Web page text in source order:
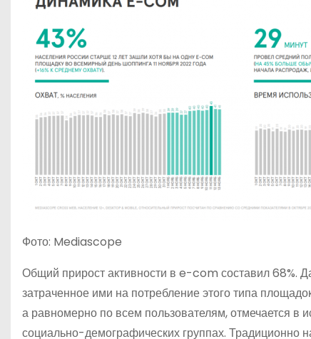
Фото: Mediascope
Общий прирост активности в e-com составил 68%.
затраченное ими на потребление этого типа
а равномерно по всем пользователям, отмечается
социально-демографических группах.